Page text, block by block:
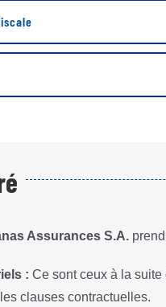
Assurances S.A.
: Ce sont ceux à la suite
clauses contractuelles.